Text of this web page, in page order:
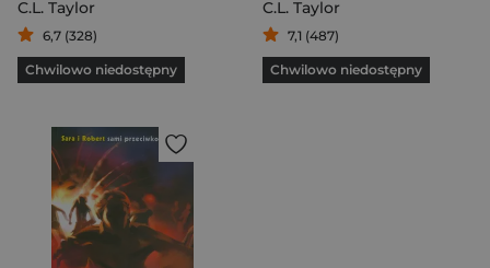
C.L. Taylor
6,7 (328)
Chwilowo niedostępny
C.L. Taylor
7,1 (487)
Chwilowo niedostępny